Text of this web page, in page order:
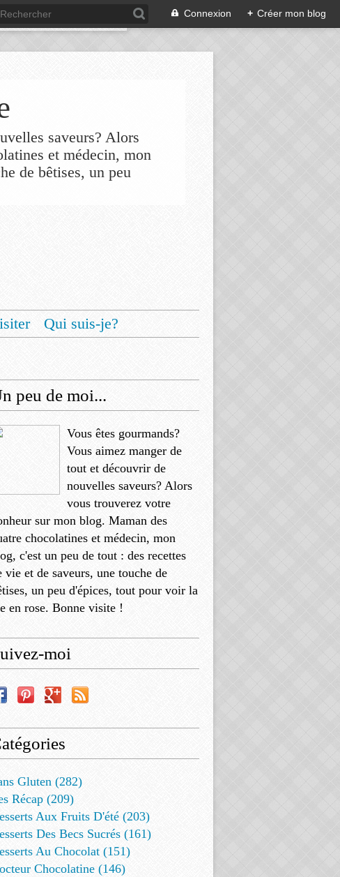
Connexion + Créer mon blog
saveurs? Alors
et médecin, mon
de bêtises, un peu
Qui suis-je?
peu de moi...
Vous êtes gourmands?
Vous aimez manger de
tout et découvrir de
nouvelles saveurs? Alors
vous trouverez votre
sur mon blog. Maman des
chocolatines et médecin, mon
c'est un peu de tout : des recettes
vie et de saveurs, une touche de
un peu d'épices, tout pour voir la
en rose. Bonne visite !
moi
Gluten (282)
Récap (209)
Aux Fruits D'été (203)
Des Becs Sucrés (161)
Au Chocolat (151)
Chocolatine (146)